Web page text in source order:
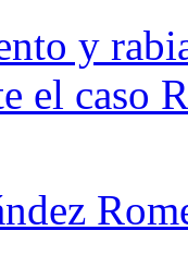
y
el caso